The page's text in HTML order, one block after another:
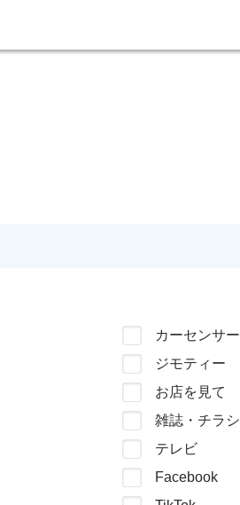
カーセンサー
ジモティー
お店を見て
雑誌・チラシ
テレビ
Facebook